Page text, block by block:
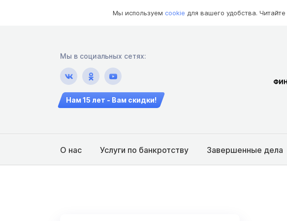
Мы используем cookie для вашего удобства. Читайте
Мы в социальных сетях:
Нам 15 лет - Вам скидки!
О нас Услуги по банкротству Завершенные дела